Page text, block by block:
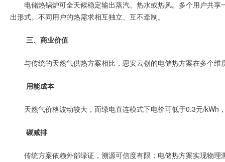
电储热锅炉可全天候稳定输出蒸汽、热水或热风。多个用户共
出形式。不同用户的热需求相互独立、互不牵制。
三、商业价值
与传统的天然气供热方案相比，思安云创的电储热方案在多个维
用能成本
天然气价格波动较大，而绿电直连模式下电价可低于0.3元/kWh
碳减排
传统方案依赖外部绿证，溯源可信度有限；电储热方案实现物理